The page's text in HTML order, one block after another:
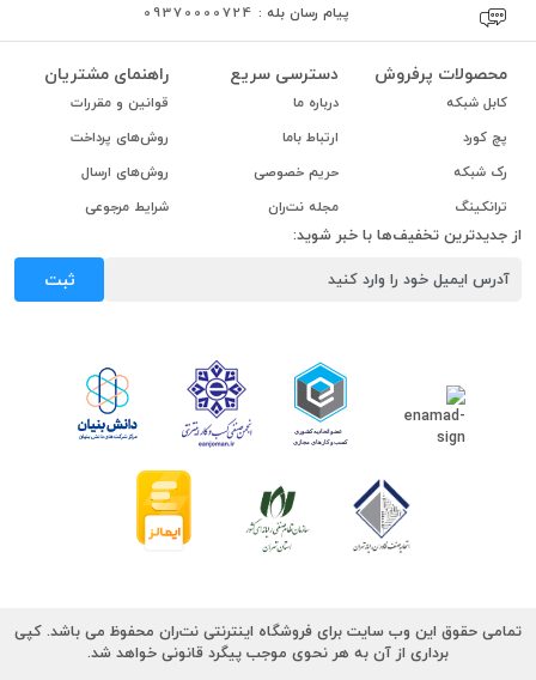
پیام رسان بله : 09370000724
محصولات پرفروش
کابل شبکه
پچ کورد
رک شبکه
ترانکینگ
دسترسی سریع
درباره ما
ارتباط باما
حریم خصوصی
مجله نت‌ران
راهنمای مشتریان
قوانین و مقررات
روش‌های پرداخت
روش‌های ارسال
شرایط مرجوعی
از جدیدترین تخفیف‌ها با خبر شوید:
ثبت
تمامی حقوق این وب سایت برای فروشگاه اینترنتی نت‌ران محفوظ می باشد. کپی
برداری از آن به هر نحوی موجب پیگرد قانونی خواهد شد.